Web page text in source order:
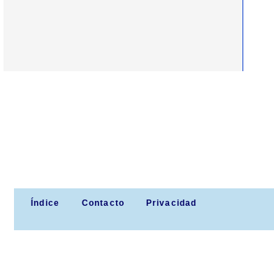
Índice Contacto Privacidad